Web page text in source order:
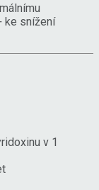
ke snížení
v 1